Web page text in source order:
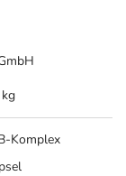
Komplex